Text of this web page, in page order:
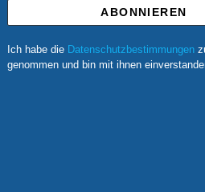
Ich habe die Datenschutzbestimmungen
genommen und bin mit ihnen